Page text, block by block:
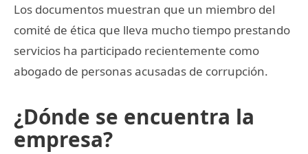
Los documentos muestran que un miembro del
comité de ética que lleva mucho tiempo prestando
servicios ha participado recientemente como
abogado de personas acusadas de corrupción.
¿Dónde se encuentra la
empresa?